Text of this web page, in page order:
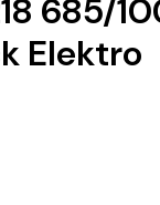
685/
Elektro